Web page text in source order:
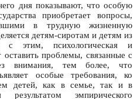
дня показывают, что особую
приобретает вопросы,
в трудную жизненную
детям-сиротам и детям из
этим, психологическая и
оставить проблемы, связанные с
внимания, тем более, что
особые требования, ко
детей, как в семье, так и в
эмпирического